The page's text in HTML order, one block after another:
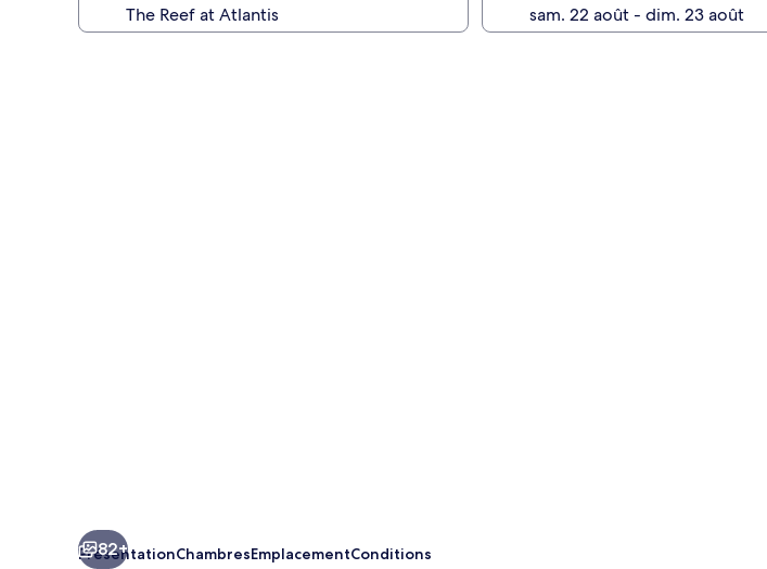
82+
PrésentationChambresEmplacementConditions